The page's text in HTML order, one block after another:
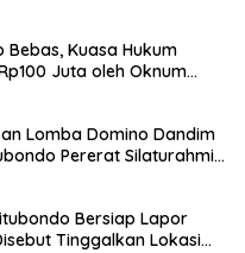
Kuasa Hukum
Juta oleh Oknum
Lomba Domino Dandim
Pererat Silaturahmi
Bersiap Lapor
Tinggalkan Lokasi